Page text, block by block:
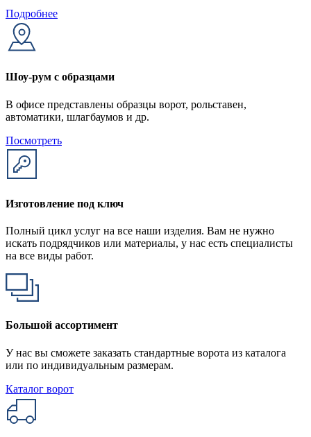
Подробнее
Шоу-рум с образцами
В офисе представлены образцы ворот, рольставен,
автоматики, шлагбаумов и др.
Посмотреть
Изготовление под ключ
Полный цикл услуг на все наши изделия. Вам не нужно
искать подрядчиков или материалы, у нас есть специалисты
на все виды работ.
Большой ассортимент
У нас вы сможете заказать стандартные ворота из каталога
или по индивидуальным размерам.
Каталог ворот